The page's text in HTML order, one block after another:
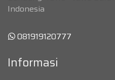
Indonesia
081919120777
Informasi